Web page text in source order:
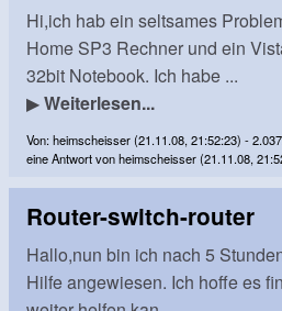
Hi,ich hab ein seltsames
Home SP3 Rechner und ein
32bit Notebook. Ich habe ...
▶Weiterlesen...
Von: heimscheisser (21.11.08, 21:52:23) -
eine Antwort von heimscheisser (21.11.08,
Router-switch-router
Hallo,nun bin ich nach 5
Hilfe angewiesen. Ich hoffe es